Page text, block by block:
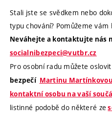
Stali jste se svědkem nebo
typu chování? Pomůžeme vám
Neváhejte a kontaktujte nás
socialnibezpeci@vutbr.cz
Pro osobní radu můžete oslovit
bezpečí Martinu Martínkovou
kontaktní osobu na vaší
listinné podobě do některé ze